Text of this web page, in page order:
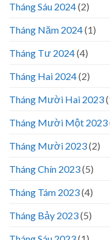
Tháng Sáu 2024(2)
Tháng Năm 2024(1)
Tháng Tư 2024(4)
Tháng Hai 2024(2)
Tháng Mười Hai 2023
Tháng Mười Một 2023
Tháng Mười 2023(2)
Tháng Chín 2023(5)
Tháng Tám 2023(4)
Tháng Bảy 2023(5)